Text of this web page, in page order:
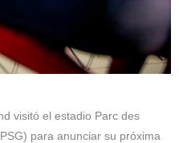
visitó el estadio Parc des
para anunciar su próxima